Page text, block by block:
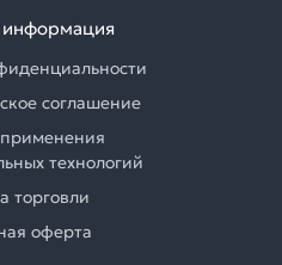
информация
соглашение
технологий
торговли
оферта